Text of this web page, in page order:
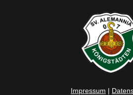
Impressum |